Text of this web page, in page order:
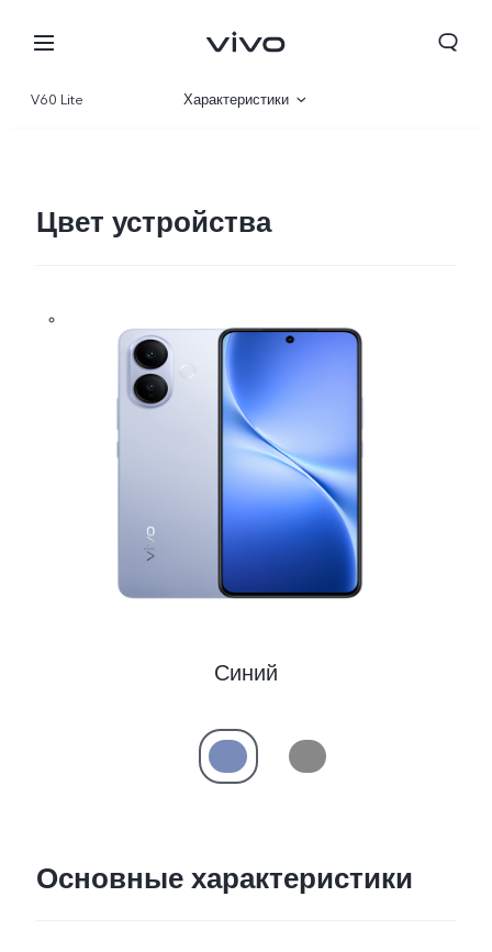
Казахстан | Выберите страну/регион
V60 Lite Характеристики
Цвет устройства
Синий
Основные характеристики